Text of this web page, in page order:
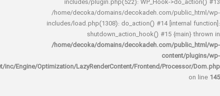
includes/plugin.php(522): WP_Hook-
/home/decoka/domains/decokadeh.com/
includes/load.php(1308): do_action() #14
shutdown_action_hook() #15
/home/decoka/domains/decokadeh.com/
rocket/inc/Engine/Optimization/LazyRenderContent/Frontend/